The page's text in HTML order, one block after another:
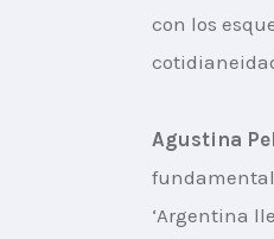
con los
Agustina
fundamental
‘Argentina